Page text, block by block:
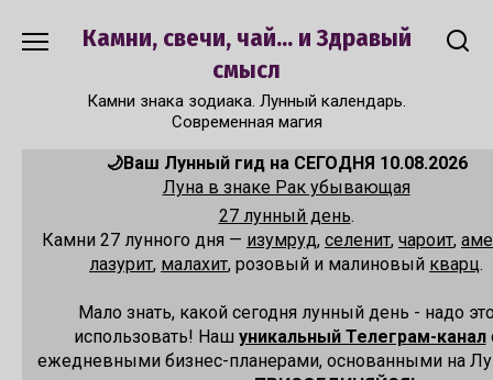
Камни, свечи, чай... и Здравый
смысл
Камни знака зодиака. Лунный календарь.
Современная магия
🌙Ваш Лунный гид на СЕГОДНЯ 10.08.2026
Луна в знаке Рак убывающая
27 лунный день.
Камни 27 лунного дня — изумруд, селенит, чароит,
лазурит, малахит, розовый и малиновый кварц.
Мало знать, какой сегодня лунный день - надо
использовать! Наш уникальный Телеграм-канал
ежедневными бизнес-планерами, основанными на